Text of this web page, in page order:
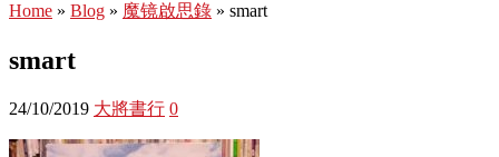
Home » Blog » 魔镜啟思錄 » smart
smart
24/10/2019 大將書行 0